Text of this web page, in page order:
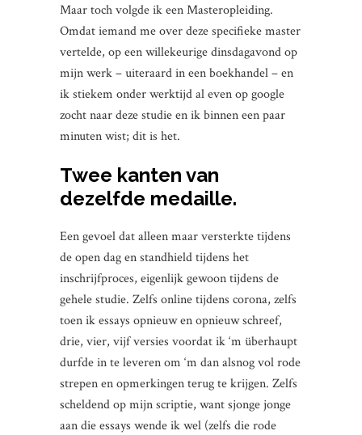
Maar toch volgde ik een Masteropleiding.
Omdat iemand me over deze specifieke master
vertelde, op een willekeurige dinsdagavond op
mijn werk – uiteraard in een boekhandel – en
ik stiekem onder werktijd al even op google
zocht naar deze studie en ik binnen een paar
minuten wist; dit is het.
Twee kanten van
dezelfde medaille.
Een gevoel dat alleen maar versterkte tijdens
de open dag en standhield tijdens het
inschrijfproces, eigenlijk gewoon tijdens de
gehele studie. Zelfs online tijdens corona, zelfs
toen ik essays opnieuw en opnieuw schreef,
drie, vier, vijf versies voordat ik ‘m überhaupt
durfde in te leveren om ‘m dan alsnog vol rode
strepen en opmerkingen terug te krijgen. Zelfs
scheldend op mijn scriptie, want sjonge jonge
aan die essays wende ik wel (zelfs die rode